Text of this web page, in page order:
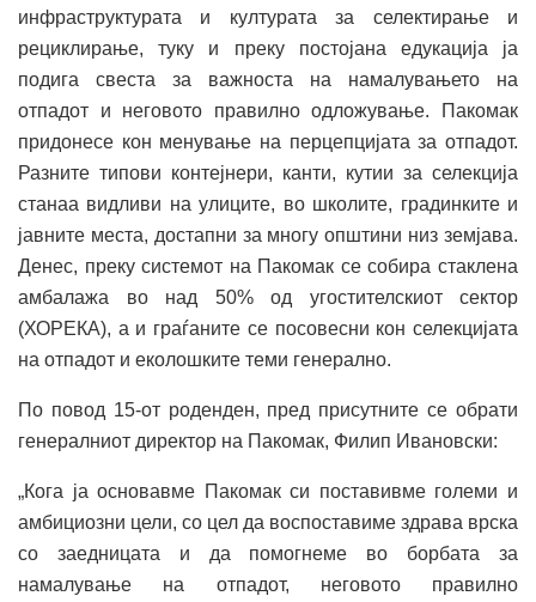
инфраструктурата и културата за селектирање и
рециклирање, туку и преку постојана едукација ја
подига свеста за важноста на намалувањето на
отпадот и неговото правилно одложување. Пакомак
придонесе кон менување на перцепцијата за отпадот.
Разните типови контејнери, канти, кутии за селекција
станаа видливи на улиците, во школите, градинките и
јавните места, достапни за многу општини низ земјава.
Денес, преку системот на Пакомак се собира стаклена
амбалажа во над 50% од угостителскиот сектор
(ХОРЕКА), а и граѓаните се посовесни кон селекцијата
на отпадот и еколошките теми генерално.
По повод 15-от роденден, пред присутните се обрати
генералниот директор на Пакомак, Филип Ивановски:
„Кога ја основавме Пакомак си поставивме големи и
амбициозни цели, со цел да воспоставиме здрава врска
со заедницата и да помогнеме во борбата за
намалување на отпадот, неговото правилно